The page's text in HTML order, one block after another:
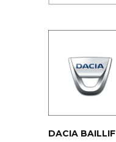
DACIA BAILLIF